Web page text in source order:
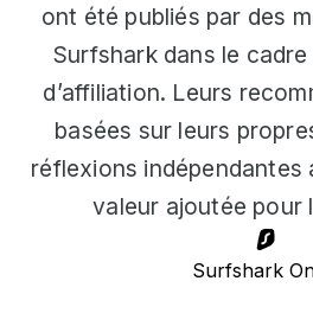
ont été publiés par des
Surfshark dans le
d’affiliation. Leurs
basées sur leurs
réflexions indépendantes
valeur ajoutée pour
Surfshark